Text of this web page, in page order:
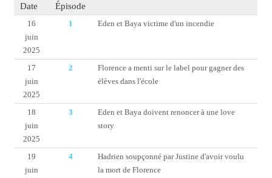
Date
Épisode
16
juin
2025
1 Eden et Baya victime d'un incendie
17
juin
2025
2
Florence a menti sur le label pour gagner des
élèves dans l'école
18
juin
2025
3
Eden et Baya doivent renoncer à une love
story
19
juin
4
Hadrien soupçonné par Justine d'avoir voulu
la mort de Florence